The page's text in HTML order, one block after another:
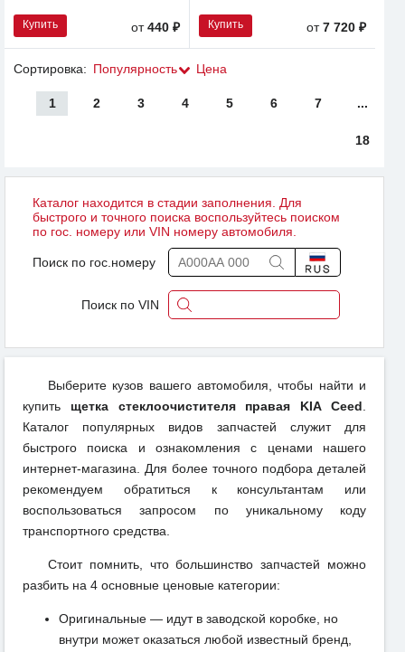
Купить от440 ₽ Купить от7 720 ₽
Сортировка: Популярность Цена
1 2 3 4 5 6 7 ...
18
Каталог находится в стадии заполнения. Для
быстрого и точного поиска воспользуйтесь поиском
по гос. номеру или VIN номеру автомобиля.
Поиск по гос.номеру
Поиск по VIN
Выберите кузов вашего автомобиля, чтобы найти и
купить щетка стеклоочистителя правая KIA Ceed
Каталог популярных видов запчастей служит для
быстрого поиска и ознакомления с ценами нашего
интернет-магазина. Для более точного подбора деталей
рекомендуем обратиться к консультантам или
воспользоваться запросом по уникальному коду
транспортного средства.
Стоит помнить, что большинство запчастей можно
разбить на 4 основные ценовые категории:
Оригинальные — идут в заводской коробке, но
внутри может оказаться любой известный бренд,